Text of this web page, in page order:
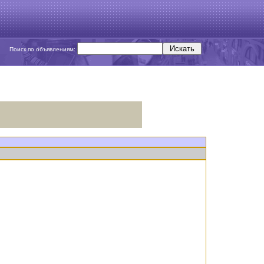
Поиск по объявлениям: